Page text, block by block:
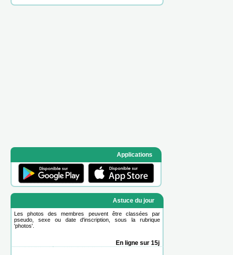
Applications
Astuce du jour
Les photos des membres peuvent être classées par
pseudo, sexe ou date d'inscription, sous la rubrique
'photos'.
En ligne sur 15j